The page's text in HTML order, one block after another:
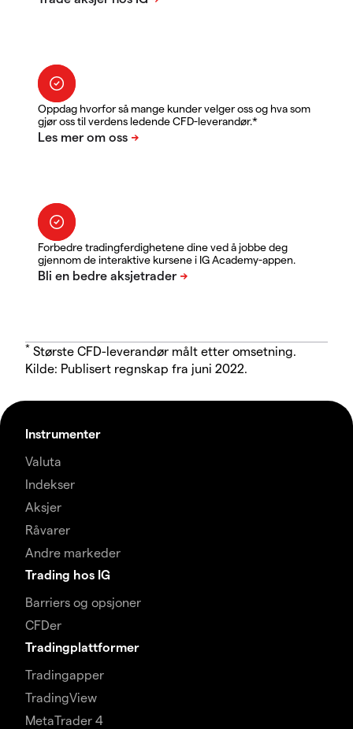
Oppdag hvorfor så mange kunder velger oss og hva som
gjør oss til verdens ledende CFD-leverandør.*
Forbedre tradingferdighetene dine ved å jobbe deg
gjennom de interaktive kursene i IG Academy-appen.
* Største CFD-leverandør målt etter omsetning.
Kilde: Publisert regnskap fra juni 2022.
Instrumenter
Valuta
Indekser
Aksjer
Råvarer
Andre markeder
Trading hos IG
Barriers og opsjoner
CFDer
Tradingplattformer
Tradingapper
TradingView
MetaTrader 4